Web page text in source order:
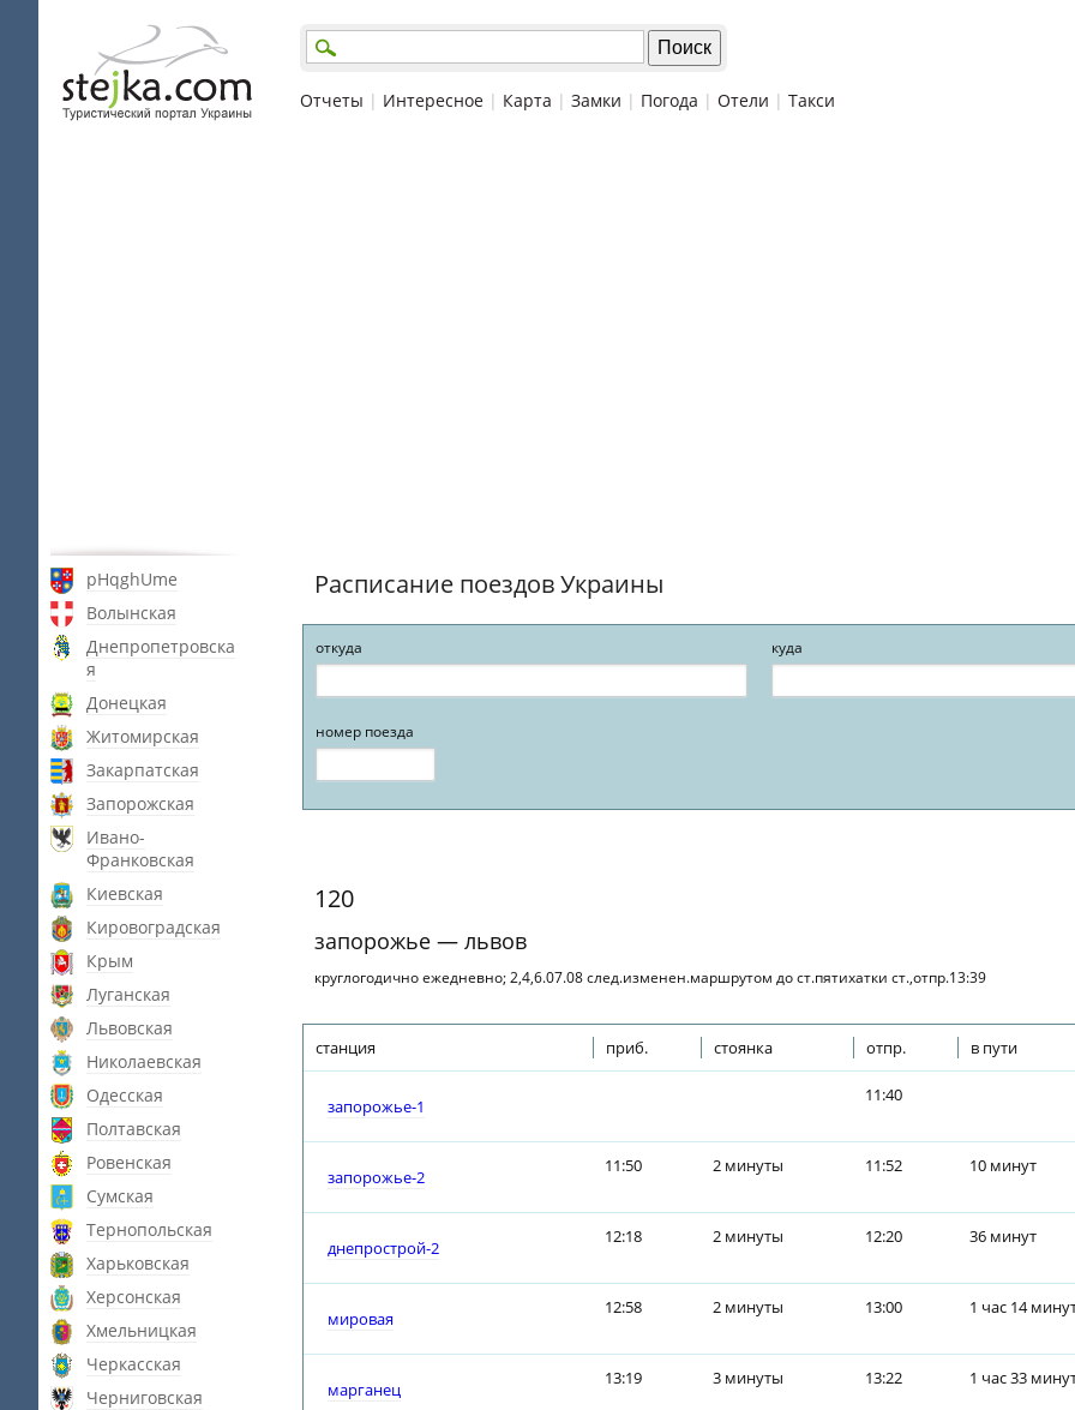
Отчеты | Интересное | Карта | Замки | Погода | Отели | Такси
pHqghUme
Волынская
Днепропетровска
я
Донецкая
Житомирская
Закарпатская
Запорожская
Ивано-
Франковская
Киевская
Кировоградская
Крым
Луганская
Львовская
Николаевская
Одесская
Полтавская
Ровенская
Сумская
Тернопольская
Харьковская
Херсонская
Хмельницкая
Черкасская
Черниговская
Расписание поездов Украины
откуда куда
номер поезда
120
запорожье — львов
круглогодично ежедневно; 2,4,6.07.08 след.изменен.маршрутом до ст.пятихатки ст.,отпр.13:39
станция приб. стоянка отпр. в пути
запорожье-1
11:40
запорожье-2
11:50 2 минуты 11:52 10 минут
днепрострой-2
12:18 2 минуты 12:20 36 минут
мировая
12:58 2 минуты 13:00 1 час 14
марганец
13:19 3 минуты 13:22 1 час 33